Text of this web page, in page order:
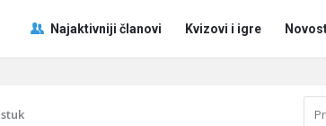
Pitaj
Učene
Navigacija
Najaktivniji članovi Kvizovi i igre